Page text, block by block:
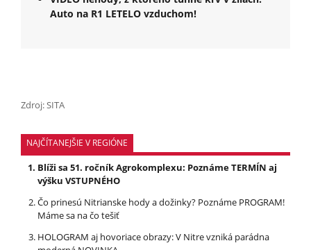
Auto na R1 LETELO vzduchom!
Zdroj: SITA
NAJČÍTANEJŠIE V REGIÓNE
Blíži sa 51. ročník Agrokomplexu: Poznáme TERMÍN aj
výšku VSTUPNÉHO
Čo prinesú Nitrianske hody a dožinky? Poznáme PROGRAM!
Máme sa na čo tešiť
HOLOGRAM aj hovoriace obrazy: V Nitre vzniká parádna